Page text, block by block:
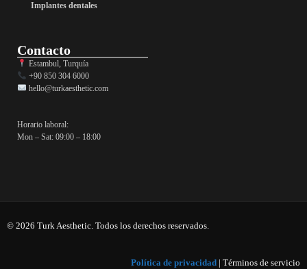
Implantes dentales
Contacto
Estambul, Turquía
+90 850 304 6000
hello@turkaesthetic.com
Horario laboral:
Mon – Sat: 09:00 – 18:00
© 2026 Turk Aesthetic. Todos los derechos reservados.
Política de privacidad | Términos de servicio